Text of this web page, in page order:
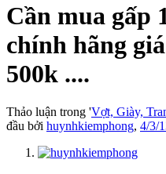
Cần mua gấp
chính hãng
500k ....
Thảo luận trong 'Vợt, Giày,
đầu bởi huynhkiemphong, 4/3/